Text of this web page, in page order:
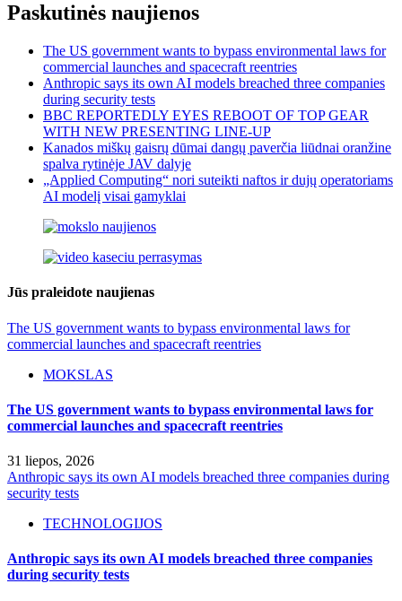
Paskutinės naujienos
The US government wants to bypass environmental laws for
commercial launches and spacecraft reentries
Anthropic says its own AI models breached three companies
during security tests
BBC REPORTEDLY EYES REBOOT OF TOP GEAR
WITH NEW PRESENTING LINE-UP
Kanados miškų gaisrų dūmai dangų paverčia liūdnai oranžine
spalva rytinėje JAV dalyje
„Applied Computing“ nori suteikti naftos ir dujų operatoriams
AI modelį visai gamyklai
Jūs praleidote naujienas
The US government wants to bypass environmental laws for
commercial launches and spacecraft reentries
MOKSLAS
The US government wants to bypass environmental laws for
commercial launches and spacecraft reentries
31 liepos, 2026
Anthropic says its own AI models breached three companies during
security tests
TECHNOLOGIJOS
Anthropic says its own AI models breached three companies
during security tests